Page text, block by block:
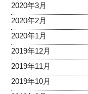
2020年3月
2020年2月
2020年1月
2019年12月
2019年11月
2019年10月